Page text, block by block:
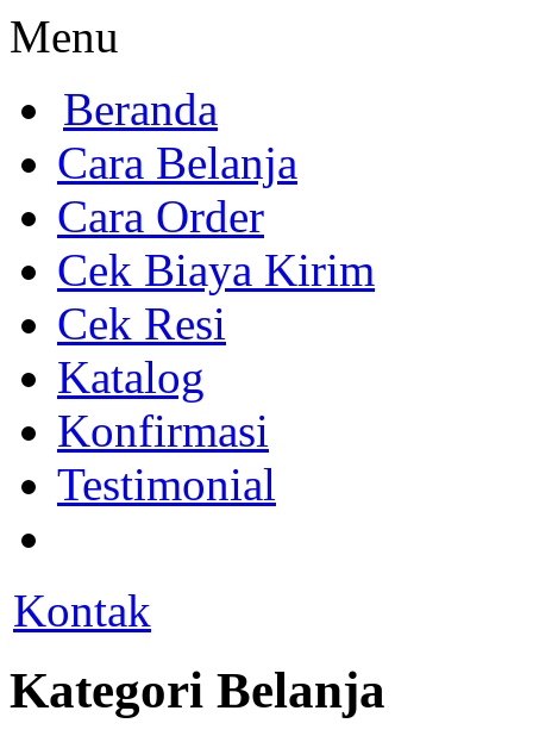
Menu
Beranda
Cara Belanja
Cara Order
Cek Biaya Kirim
Cek Resi
Katalog
Konfirmasi
Testimonial
Kontak
Kategori Belanja